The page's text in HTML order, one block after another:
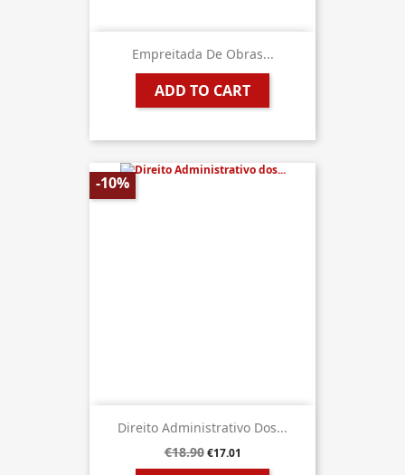
Empreitada De Obras...
ADD TO CART
Direito Administrativo Dos...
€18.90 €17.01
-10%